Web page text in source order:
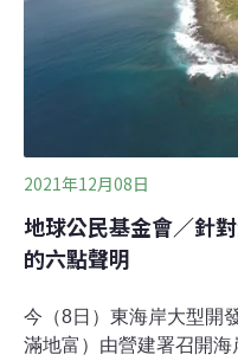
與原住民科學，不論是
科學家。策展人陳叔倬
kwara Genzyuminzok：
'Tayal說族語：以原住民
者整理過
2021年12月08日
地球公民基金會／針
的六點聲明
今（8日）東海岸大型開
滿地富）由營建署召開